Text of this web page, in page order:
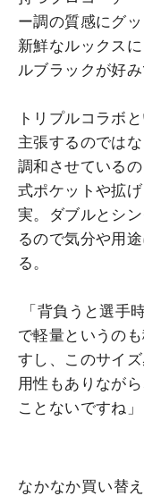
ー調の質感にグ
新鮮なルックス
ルブラックが好
トリプルコラボ
主張するのでは
調和させている
式ポケットや拡
実。ダブルとシ
るので気分や用
る。
「背負うと選手
で軽量というの
すし、このサイ
用性もありなが
ことないですね」
なかなか買い替